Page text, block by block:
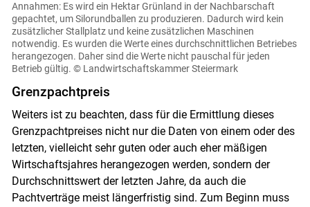
Annahmen: Es wird ein Hektar Grünland in der Nachbarschaft
gepachtet, um Silorundballen zu produzieren. Dadurch wird kein
zusätzlicher Stallplatz und keine zusätzlichen Maschinen
notwendig. Es wurden die Werte eines durchschnittlichen Betriebes
herangezogen. Daher sind die Werte nicht pauschal für jeden
Betrieb gültig. © Landwirtschaftskammer Steiermark
Grenzpachtpreis
Weiters ist zu beachten, dass für die Ermittlung dieses
Grenzpachtpreises nicht nur die Daten von einem oder des
letzten, vielleicht sehr guten oder auch eher mäßigen
Wirtschaftsjahres herangezogen werden, sondern der
Durchschnittswert der letzten Jahre, da auch die
Pachtverträge meist längerfristig sind. Zum Beginn muss